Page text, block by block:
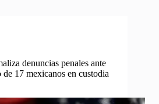
denuncias penales ante
17 mexicanos en custodia